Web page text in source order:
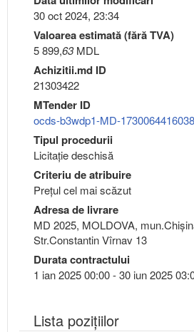
30 oct 2024, 23:34
Valoarea estimată (fără TVA)
5 899,63MDL
Achizitii.md ID
21303422
MTender ID
ocds-b3wdp1-MD-1730064416038
Tipul procedurii
Licitație deschisă
Criteriu de atribuire
Preţul cel mai scăzut
Adresa de livrare
MD 2025, MOLDOVA,
Str.Constantin Vîrnav 13
Durata contractului
1 ian 2025 00:00 - 30 iun 2025
Lista pozițiilor